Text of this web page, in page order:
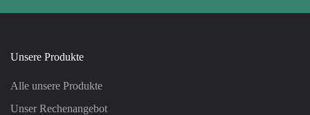
Unsere Produkte
Alle unsere Produkte
Unser Rechenangebot